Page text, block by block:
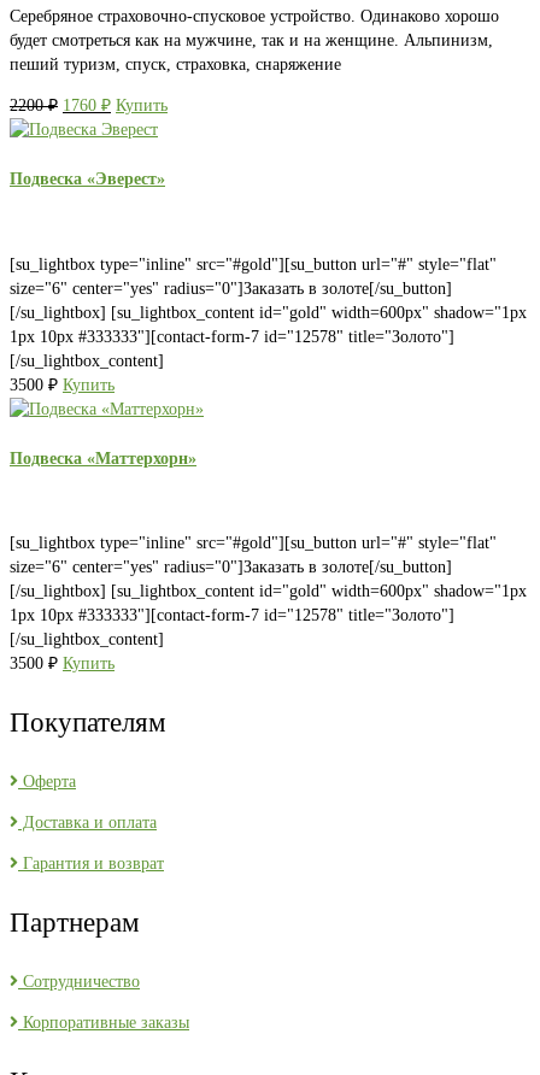
Серебряное страховочно-спусковое устройство. Одинаково хорошо
будет смотреться как на мужчине, так и на женщине. Альпинизм,
пеший туризм, спуск, страховка, снаряжение
2200₽ Первоначальная
цена
2200 ₽.
1760 ₽Текущая
цена:
Купить
Подвеска «Эверест»
[su_lightbox type="inline" src="#gold"][su_button url="#" style="flat"
size="6" center="yes" radius="0"]Заказать в золоте[/su_button]
[/su_lightbox] [su_lightbox_content id="gold" width=600px" shadow="1px
1px 10px #333333"][contact-form-7 id="12578" title="Золото"]
[/su_lightbox_content]
3500 ₽ Купить
Подвеска «Маттерхорн»
[su_lightbox type="inline" src="#gold"][su_button url="#" style="flat"
size="6" center="yes" radius="0"]Заказать в золоте[/su_button]
[/su_lightbox] [su_lightbox_content id="gold" width=600px" shadow="1px
1px 10px #333333"][contact-form-7 id="12578" title="Золото"]
[/su_lightbox_content]
3500 ₽ Купить
Покупателям
Оферта
Доставка и оплата
Гарантия и возврат
Партнерам
Сотрудничество
Корпоративные заказы